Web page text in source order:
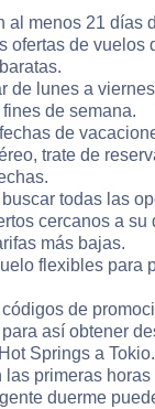
al menos 21 días
ofertas de vuelos
de lunes a
de semana.
de
trate de
todas las
cercanos a su
más bajas.
flexibles para
de
así obtener
Springs a Tokio.
las primeras
duerme